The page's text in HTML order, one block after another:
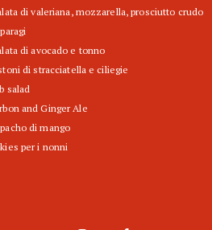
di valeriana, mozzarella, prosciutto crudo
di avocado e tonno
di stracciatella e ciliegie
salad
and Ginger Ale
di mango
per i nonni